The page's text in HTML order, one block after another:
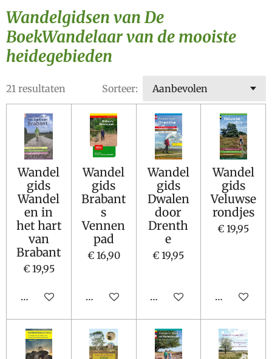
Wandelgidsen van De
BoekWandelaar van de mooiste
heidegebieden
21 resultaten Sorteer:
Wandel
gids
Wandel
en in
het hart
van
Brabant
€ 19,95
In winkelwagen
Wandel
gids
Brabant
s
Vennen
pad
€ 16,90
In winkelwagen
Wandel
gids
Dwalen
door
Drenth
e
€ 19,95
In winkelwagen
Wandel
gids
Veluwse
rondjes
€ 19,95
In